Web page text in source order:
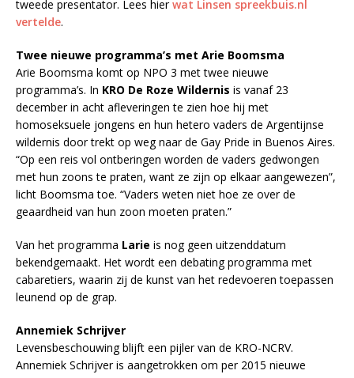
tweede presentator. Lees hierwat Linsen spreekbuis.nl
vertelde.
Twee nieuwe programma’s met Arie Boomsma
Arie Boomsma komt op NPO 3 met twee nieuwe
programma’s. In KRO De Roze Wildernis is vanaf 23
december in acht afleveringen te zien hoe hij met
homoseksuele jongens en hun hetero vaders de Argentijnse
wildernis door trekt op weg naar de Gay Pride in Buenos Aires.
“Op een reis vol ontberingen worden de vaders gedwongen
met hun zoons te praten, want ze zijn op elkaar aangewezen”,
licht Boomsma toe. “Vaders weten niet hoe ze over de
geaardheid van hun zoon moeten praten.”
Van het programma Larie is nog geen uitzenddatum
bekendgemaakt. Het wordt een debating programma met
cabaretiers, waarin zij de kunst van het redevoeren toepassen
leunend op de grap.
Annemiek Schrijver
Levensbeschouwing blijft een pijler van de KRO-NCRV.
Annemiek Schrijver is aangetrokken om per 2015 nieuwe